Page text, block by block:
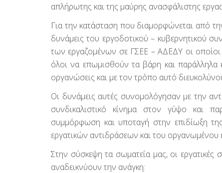
απλήρωτης και της μαύρης ανασφάλιστης
Για την κατάσταση που διαμορφώνεται από
δυνάμεις του εργοδοτικού – κυβερνητικού
των εργαζομένων σε ΓΣΕΕ – ΑΔΕΔΥ οι οποίοι
όλοι να επωμισθούν τα βάρη και παράλληλα
οργανώσεις και με τον τρόπο αυτό
Οι δυνάμεις αυτές συνομολόγησαν με την
συνδικαλιστικό κίνημα στον γύψο και
συμμόρφωση και υποταγή στην επιδίωξη
εργατικών αντιδράσεων και του οργανωμένου
Στην σύσκεψη τα σωματεία μας, οι εργατικές
αναδεικνύουν την ανάγκη: